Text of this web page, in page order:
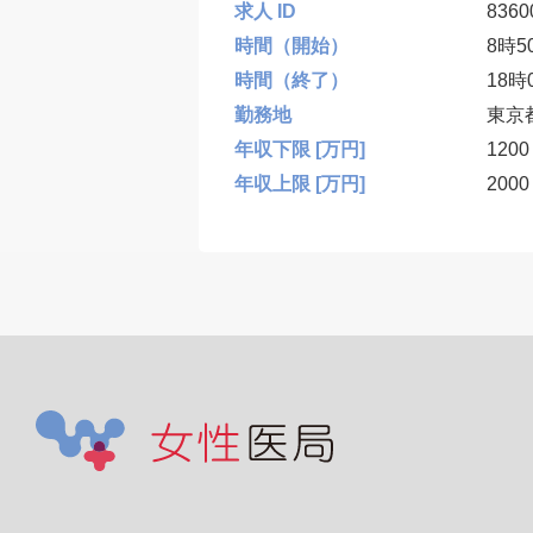
求人 ID
時間（開始）
8時
時間（終了）
18時
勤務地
東京
年収下限 [万円]
1200
年収上限 [万円]
2000